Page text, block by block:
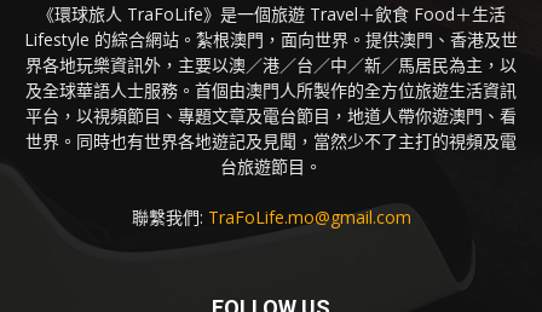
《環球旅人 TraFoLife》是一個旅遊 Travel＋飲食 Food＋生活
Lifestyle 的綜合網站。紮根澳門，面向世界。提供澳門、香港及世
界各地玩樂資訊外，主要以澳／港／台／中／新／馬居民為主，以
及全球華語人士服務。首個由澳門人所製作的全方位旅遊生活資訊
平台，以視頻節目、專題文章及電台節目，地道人帶你遊澳門、看
世界。同時也有世界各地遊記及見聞，當然少不了主打的視頻及電
台旅遊節目。
聯繫我們: TraFoLife.mo@gmail.com